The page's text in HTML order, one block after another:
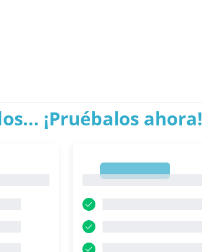
¡Pruébalos ahora!